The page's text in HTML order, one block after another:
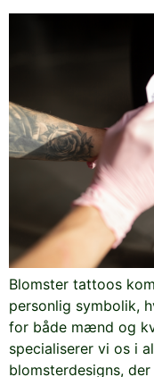
Blomster tattoos
personlig symbolik,
for både mænd og
specialiserer vi os i
blomsterdesigns,